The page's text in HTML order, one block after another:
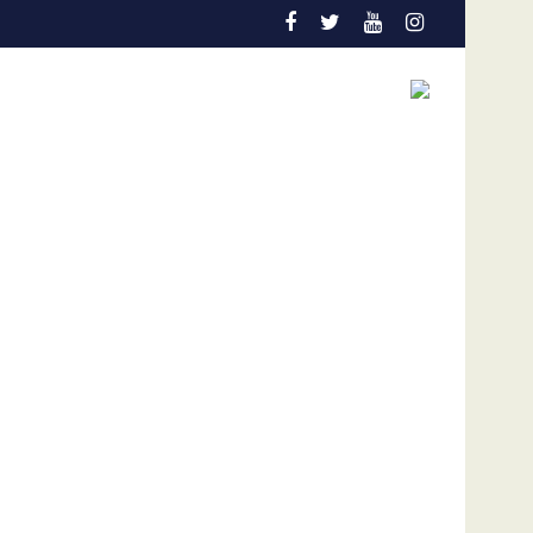
debería pautarse para diciembre de 2028”
Cáncer de pulmón en Venezuela: la detección